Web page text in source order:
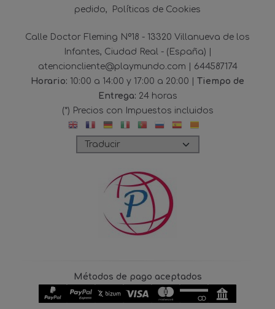
pedido
Políticas de Cookies
Calle Doctor Fleming Nº18 - 13320 Villanueva de los
Infantes, Ciudad Real - (España) |
atencioncliente@playmundo.com | 644587174
Horario: 10:00 a 14:00 y 17:00 a 20:00 | Tiempo de
Entrega: 24 horas
(*) Precios con Impuestos incluidos
Métodos de pago aceptados